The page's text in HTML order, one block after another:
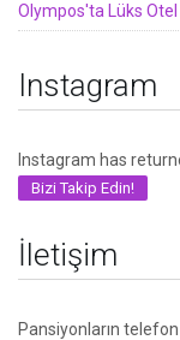
Olympos'ta Lüks Otel
Instagram
Instagram has
Bizi Takip Edin!
İletişim
Pansiyonların